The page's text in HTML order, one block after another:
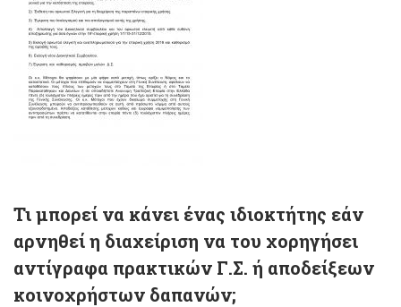
Τι μπορεί να κάνει ένας ιδιοκτήτης εάν
αρνηθεί η διαχείριση να του χορηγήσει
αντίγραφα πρακτικών Γ.Σ. ή αποδείξεων
κοινοχρήστων δαπανών;